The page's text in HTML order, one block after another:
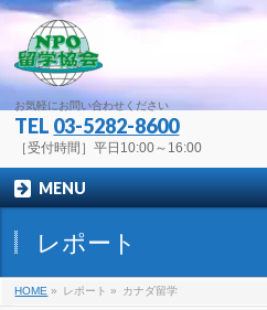
お気軽にお問い合わせください
TEL 03-5282-8600
［受付時間］平日10:00～16:00
MENU
レポート
HOME » レポート » カナダ留学